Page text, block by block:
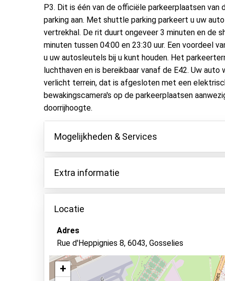
P3. Dit is één van de officiële parkeerplaatsen
parking aan. Met shuttle parking parkeert u uw
vertrekhal. De rit duurt ongeveer 3 minuten en de
minuten tussen 04:00 en 23:30 uur. Een voordeel
u uw autosleutels bij u kunt houden. Het
luchthaven en is bereikbaar vanaf de E42. Uw
verlicht terrein, dat is afgesloten met een
bewakingscamera's op de parkeerplaatsen
doorrijhoogte.
Mogelijkheden & Services
Mogelijkheden
Binnen parkeren
Autosleutels behouden
Asfalt of bestrating
Camerabewaking
Parkeerplek voor mindervaliden
Verlicht terrein
Extra informatie
De reis met de shuttlebus zit niet bij de prijs
bijgeboekt worden. Lopen naar de luchthaven
af op de luchthaven om kosten te besparen.
Door de nieuwe regelgeving van de luchthaven
boeking.
Alle extra kosten dienen ter plekke aan de
Locatie
Adres
Rue d'Heppignies 8, 6043, Gosselies
+